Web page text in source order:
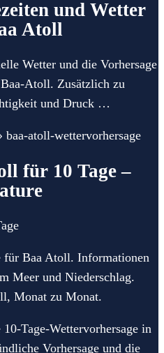
und Wetter
Atoll
Wetter und die Vorhersage
Atoll. Zusätzlich zu
und Druck …
baa-atoll-wettervorhersage
für 10 Tage –
für Baa Atoll. Informationen
Meer und Niederschlag.
Monat zu Monat.
Tage-Wettervorhersage in
Vorhersage und die